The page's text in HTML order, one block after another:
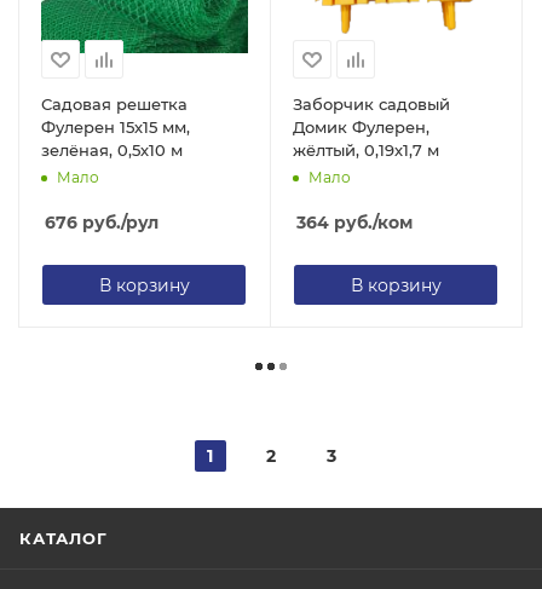
Садовая решетка
Фулерен 15х15 мм,
зелёная, 0,5х10 м
Мало
676 руб./рул
В корзину
Заборчик садовый
Домик Фулерен,
жёлтый, 0,19х1,7 м
Мало
364 руб./ком
В корзину
1 2 3
КАТАЛОГ